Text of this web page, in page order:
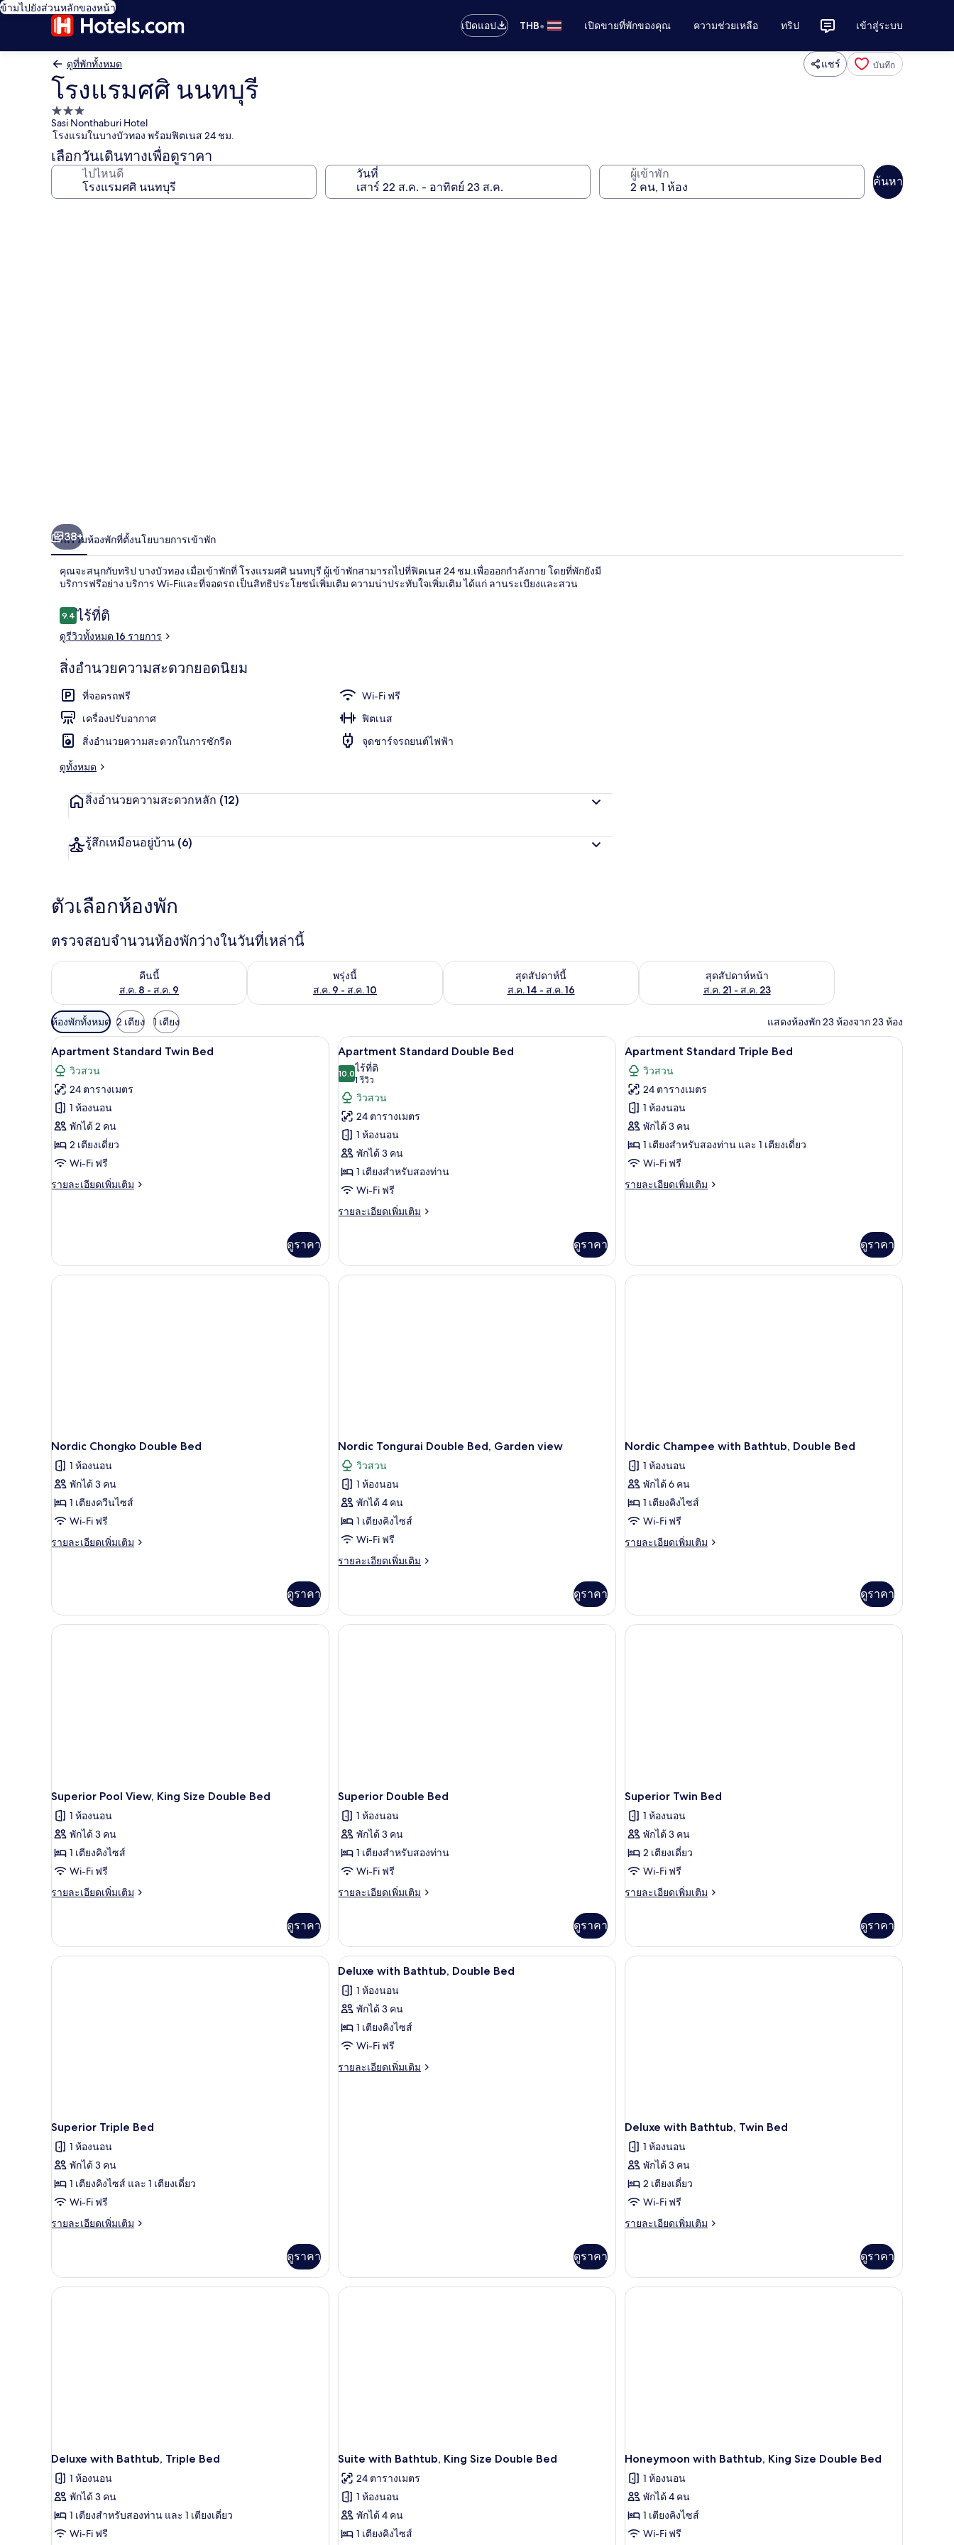
ข้ามไปยังส่วนหลักของหน้า
เปิดแอป
THB• เปิดขายที่พักของคุณ ความช่วยเหลือ ทริป เข้าสู่ระบบ
ดูที่พักทั้งหมด แชร์ บันทึก
โรงแรมศศิ นนทบุรี
ที่พัก
3.0
ดาว
Sasi Nonthaburi Hotel
โรงแรมในบางบัวทอง พร้อมฟิตเนส 24 ชม.
เลือกวันเดินทางเพื่อดูราคา
ไปไหนดี วันที่ ผู้เข้าพัก
ค้นหา
38+
ภาพรวมห้องพักที่ตั้งนโยบายการเข้าพัก
คุณจะสนุกกับทริป บางบัวทอง เมื่อเข้าพักที่ โรงแรมศศิ นนทบุรี ผู้เข้าพักสามารถไปที่ฟิตเนส 24 ชม.เพื่อออกกำลังกาย โดยที่พักยังมี
บริการฟรีอย่าง บริการ Wi-Fiและที่จอดรถ เป็นสิทธิประโยชน์เพิ่มเติม ความน่าประทับใจเพิ่มเติม ได้แก่ ลานระเบียงและสวน
รีวิว
9.49.4 จาก 10
ไร้ที่ติ
ดูรีวิวทั้งหมด 16 รายการ
สิ่งอำนวยความสะดวกยอดนิยม
ที่จอดรถฟรี
Wi-Fi ฟรี
เครื่องปรับอากาศ
ฟิตเนส
สิ่งอำนวยความสะดวกในการซักรีด
จุดชาร์จรถยนต์ไฟฟ้า
ดูทั้งหมด
สิ่งอำนวยความสะดวกหลัก (12)
รู้สึกเหมือนอยู่บ้าน (6)
ตัวเลือกห้องพัก
ตรวจสอบจำนวนห้องพักว่างในวันที่เหล่านี้
คืนนี้
ส.ค. 8 - ส.ค. 9
ตรวจสอบจำนวนห้องพักว่างในคืนนี้ ส.ค. 8 - ส.ค. 9
พรุ่งนี้
ส.ค. 9 - ส.ค. 10
ตรวจสอบจำนวนห้องพักว่างในพรุ่งนี้ ส.ค. 9 - ส.ค. 10
สุดสัปดาห์นี้
ส.ค. 14 - ส.ค. 16
ตรวจสอบจำนวนห้องพักว่างในสุดสัปดาห์นี้ ส.ค. 14 - ส.ค. 16สุดสัปดาห์หน้า
ส.ค. 21 - ส.ค. 23
ตรวจสอบจำนวนห้องพักว่างในสุดสัปดาห์หน้า ส.ค. 21 - ส.ค. 23
ตัว
กรอง
ที่
มี
ให้
สำหรับ
ห้อง
พัก
ห้องพักทั้งหมด 2 เตียง 1 เตียง แสดงห้องพัก 23 ห้องจาก 23 ห้อง
เปิด
ภาพถ่าย
ทั้งหมด
ของ
Apartment
Standard
Twin
Apartment Standard Twin Bed | โต๊ะทำงาน, เตียงเสริม/เปล, Wi-Fi ฟรี
4
Apartment Standard Twin Bed
วิวสวน
24 ตารางเมตร
1 ห้องนอน
พักได้ 2 คน
2 เตียงเดี่ยว
Wi-Fi ฟรี
รายละเอียดเพิ่มเติม
ราย
Apartment
Standard
Twin
ดูราคา
เปิด
ภาพถ่าย
ทั้งหมด
ของ
Apartment
Standard
Double
Bed
Apartment Standard Double Bed | โต๊ะทำงาน, เตียงเสริม/เปล, Wi-Fi ฟรี
5
Apartment Standard Double Bed
10.010.0 จาก 10
ไร้ที่ติ
1 รีวิว
(1
รีวิว)
วิวสวน
24 ตารางเมตร
1 ห้องนอน
พักได้ 3 คน
1 เตียงสำหรับสองท่าน
Wi-Fi ฟรี
รายละเอียดเพิ่มเติม
ราย
เกี่ยว
กับ
Apartment
ดูราคา
เปิด
ภาพถ่าย
ทั้งหมด
ของ
Apartment
Standard
Triple
Apartment Standard Triple Bed | โต๊ะทำงาน,
6
Apartment Standard Triple Bed
วิวสวน
24 ตารางเมตร
1 ห้องนอน
พักได้ 3 คน
1 เตียงสำหรับสองท่าน และ 1 เตียงเดี่ยว
Wi-Fi ฟรี
รายละเอียดเพิ่มเติม
ราย
Apartment
Standard
Triple
ดูราคา
Nordic Chongko Double Bed
1 ห้องนอน
พักได้ 3 คน
1 เตียงควีนไซส์
Wi-Fi ฟรี
รายละเอียดเพิ่มเติม
ราย
กับ
Nordic
Chongko
ดูราคา
Nordic Tongurai Double Bed, Garden view
วิวสวน
1 ห้องนอน
พักได้ 4 คน
1 เตียงคิงไซส์
Wi-Fi ฟรี
รายละเอียดเพิ่มเติม
ราย
เกี่ยว
กับ
Nordic
ดูราคา
Nordic Champee with Bathtub, Double Bed
1 ห้องนอน
พักได้ 6 คน
1 เตียงคิงไซส์
Wi-Fi ฟรี
รายละเอียดเพิ่มเติม
ราย
กับ
Nordic
Champee
ดูราคา
Superior Pool View, King Size Double Bed
1 ห้องนอน
พักได้ 3 คน
1 เตียงคิงไซส์
Wi-Fi ฟรี
รายละเอียดเพิ่มเติม
ราย
เกี่ยว
กับ
Superior
ดูราคา
Superior Double Bed
1 ห้องนอน
พักได้ 3 คน
1 เตียงสำหรับสองท่าน
Wi-Fi ฟรี
รายละเอียดเพิ่มเติม
ราย
เกี่ยว
กับ
Superior
Bed
ดูราคา
Superior Twin Bed
1 ห้องนอน
พักได้ 3 คน
2 เตียงเดี่ยว
Wi-Fi ฟรี
รายละเอียดเพิ่มเติม
ราย
เกี่ยว
กับ
Superior
ดูราคา
Superior Triple Bed
1 ห้องนอน
พักได้ 3 คน
1 เตียงคิงไซส์ และ 1 เตียงเดี่ยว
Wi-Fi ฟรี
รายละเอียดเพิ่มเติม
ราย
เกี่ยว
กับ
Superior
ดูราคา
เปิด
ภาพถ่าย
ทั้งหมด
ของ
Deluxe
with
Deluxe with Bathtub, Double Bed | โต๊ะทำงาน, เตียงเสริม/เปล, Wi-Fi ฟรี
1
Deluxe with Bathtub, Double Bed
1 ห้องนอน
พักได้ 3 คน
1 เตียงคิงไซส์
Wi-Fi ฟรี
รายละเอียดเพิ่มเติม
ราย
ดูราคา
Deluxe with Bathtub, Twin Bed
1 ห้องนอน
พักได้ 3 คน
2 เตียงเดี่ยว
Wi-Fi ฟรี
รายละเอียดเพิ่มเติม
ราย
เกี่ยว
กับ
Deluxe
ดูราคา
Deluxe with Bathtub, Triple Bed
1 ห้องนอน
พักได้ 3 คน
1 เตียงสำหรับสองท่าน และ 1 เตียงเดี่ยว
Wi-Fi ฟรี
Suite with Bathtub, King Size Double Bed
24 ตารางเมตร
1 ห้องนอน
พักได้ 4 คน
1 เตียงคิงไซส์
Honeymoon with Bathtub, King Size Double Bed
1 ห้องนอน
พักได้ 4 คน
1 เตียงคิงไซส์
Wi-Fi ฟรี